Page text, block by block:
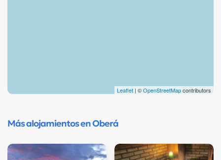
Leaflet | ©OpenStreetMapcontributors
Más alojamientos en Oberá